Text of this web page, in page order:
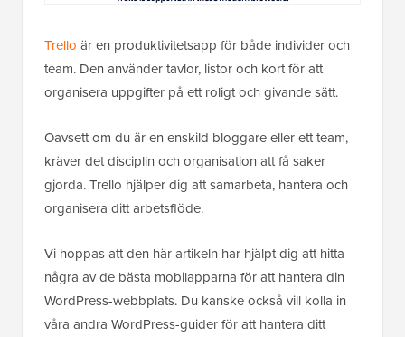
Trello är en produktivitetsapp för både individer och
team. Den använder tavlor, listor och kort för att
organisera uppgifter på ett roligt och givande sätt.
Oavsett om du är en enskild bloggare eller ett team,
kräver det disciplin och organisation att få saker
gjorda. Trello hjälper dig att samarbeta, hantera och
organisera ditt arbetsflöde.
Vi hoppas att den här artikeln har hjälpt dig att hitta
några av de bästa mobilapparna för att hantera din
WordPress-webbplats. Du kanske också vill kolla in
våra andra WordPress-guider för att hantera ditt